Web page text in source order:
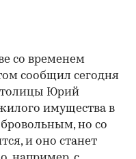
со временем
сообщил сегодня
Юрий
имущества в
но со
и оно станет